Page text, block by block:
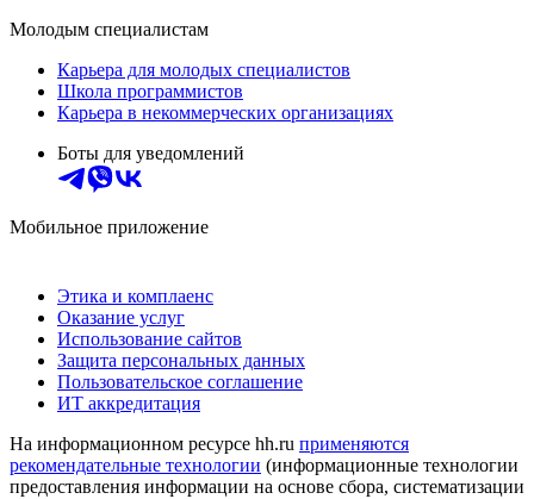
Молодым специалистам
Карьера для молодых специалистов
Школа программистов
Карьера в некоммерческих организациях
Боты для уведомлений
Мобильное приложение
Этика и комплаенс
Оказание услуг
Использование сайтов
Защита персональных данных
Пользовательское соглашение
ИТ аккредитация
На информационном ресурсе hh.ru применяются
рекомендательные технологии (информационные технологии
предоставления информации на основе сбора, систематизации